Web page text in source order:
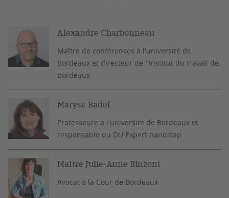
Alexandre Charbonneau
Maître de conférences à l'université de
Bordeaux et directeur de l'Institut du travail de
Bordeaux
Maryse Badel
Professeure à l'université de Bordeaux et
responsable du DU Expert handicap
Maître Julie-Anne Binzoni
Avocat à la Cour de Bordeaux